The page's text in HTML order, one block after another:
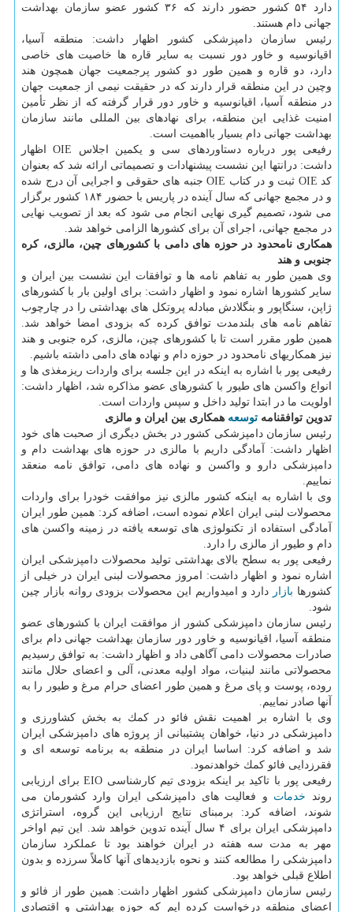
دارد ۵۴ كشور حضور دارند كه ۳۶ كشور عضو سازمان بهداشت
جهانی دام هستند.
رئیس سازمان دامپزشكی كشور اظهار داشت: منطقه آسیا،
اقیانوسیه و خاور دور نسبت به سایر قاره ها خاصیت های خاصی
دارد، دو قاره و همین طور دو كشور پرجمعیت جهان همچون هند
وچین در این منطقه قرار دارند كه در حقیقت نیمی از جمعیت جهان
در منطقه آسیا، اقیانوسیه و خاور دور قرار گرفته كه از نظر تأمین
امنیت غذایی این منطقه، برای نهادهای بین المللی مانند سازمان
بهداشت جهانی دام بسیار بااهمیت است.
رفیعی پور درباره دستاوردهای سی و یكمین اجلاس OIE اظهار
داشت: درانتها این نشست پیشنهادات و تصمیماتی ارائه شد كه بعنوان
كد OIE ثبت و در كتاب OIE جنبه های حقوقی و اجرایی آن درج شده
و در مجمع جهانی كه سال آینده در پاریس با حضور ۱۸۴ كشور برگزار
می شود، تصمیم گیری نهایی انجام می شود كه بعد از تصویب نهایی
در مجمع جهانی، اجرای آن برای كشورها الزامی خواهد شد.
همكاری نامحدود در حوزه های دامی با كشورهای چین، مالزی، كره
جنوبی و هند
وی همین طور به تفاهم نامه ها و توافقات این نشست بین ایران و
سایر كشورها اشاره نمود و اظهار داشت: برای اولین بار با كشورهای
ژاپن، سنگاپور و بنگلادش مبادله پروتكل های بهداشتی را در چارچوب
تفاهم نامه های بلندمدت توافق كرده كه بزودی امضا خواهد شد.
همین طور مقرر است تا با كشورهای چین، مالزی، كره جنوبی و هند
نیز همكاریهای نامحدود در حوزه دام و نهاده های دامی داشته باشیم.
رفیعی پور با اشاره به اینكه در این جلسه برای واردات ریزمغذی ها و
انواع واكسن های طیور با كشورهای عضو مذاكره شد، اظهار داشت:
اولویت ما در ابتدا تولید داخل و سپس واردات است.
تدوین توافقنامه توسعه همكاری بین ایران و مالزی
رئیس سازمان دامپزشكی كشور در بخش دیگری از صحبت های خود
اظهار داشت: آمادگی داریم با مالزی در حوزه های بهداشت دام و
دامپزشكی دارو و واكسن و نهاده های دامی، توافق نامه منعقد
نماییم.
وی با اشاره به اینكه كشور مالزی نیز موافقت خودرا برای واردات
محصولات لبنی ایران اعلام نموده است، اضافه كرد: همین طور ایران
آمادگی استفاده از تكنولوژی های توسعه یافته در زمینه واكسن های
دام و طیور از مالزی را دارد.
رفیعی پور به سطح بالای بهداشتی تولید محصولات دامپزشكی ایران
اشاره نمود و اظهار داشت: امروز محصولات لبنی ایران در خیلی از
كشورها بازار دارد و امیدواریم این محصولات بزودی روانه بازار چین
شود.
رئیس سازمان دامپزشكی كشور از موافقت ایران با كشورهای عضو
منطقه آسیا، اقیانوسیه و خاور دور سازمان بهداشت جهانی دام برای
صادرات محصولات دامی آگاهی داد و اظهار داشت: به توافق رسیدیم
محصولاتی مانند لبنیات، مواد اولیه معدنی، آلی و اعضای حلال مانند
روده، پوست و پای مرغ و همین طور اعضای حرام مرغ و طیور را به
آنها صادر نماییم.
وی با اشاره بر اهمیت نقش فائو در كمك به بخش كشاورزی و
دامپزشكی در دنیا، خواهان پشتیبانی از پروژه های دامپزشكی ایران
شد و اضافه كرد: اساسا ایران در منطقه به برنامه توسعه ای و
فقرزدایی فائو كمك خواهدنمود.
رفیعی پور با تاكید بر اینكه بزودی تیم كارشناسی EIO برای ارزیابی
روند خدمات و فعالیت های دامپزشكی ایران وارد كشورمان می
شوند، اضافه كرد: برمبنای نتایج ارزیابی این گروه، استراتژی
دامپزشكی ایران برای ۴ سال آینده تدوین خواهد شد. این تیم اواخر
مهر به مدت سه هفته در ایران خواهند بود تا عملكرد سازمان
دامپزشكی را مطالعه كنند و نحوه بازدیدهای آنها كاملاً سرزده و بدون
اطلاع قبلی خواهد بود.
رئیس سازمان دامپزشكی كشور اظهار داشت: همین طور از فائو و
اعضای منطقه درخواست كرده ایم كه حوزه بهداشتی و اقتصادی